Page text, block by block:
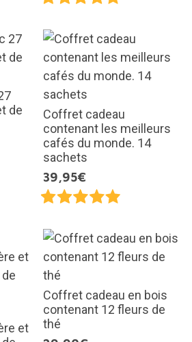
de
Coffret cadeau
contenant les meilleurs
cafés du monde. 14
sachets
39,95€
et
Coffret cadeau en bois
contenant 12 fleurs de
thé